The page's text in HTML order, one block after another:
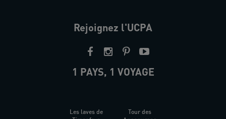
Rejoignez l'UCPA
1 PAYS, 1 VOYAGE
Les laves de
Tour des